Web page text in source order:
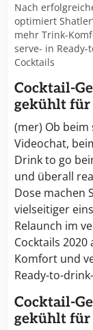
Nach
optimiert
mehr Trink-
serve- in Ready-
Cocktails
Cocktail-
gekühlt für
(mer) Ob
Videochat,
Drink to go
und überall
Dose machen
vielseitiger
Relaunch im
Cocktails
Komfort und
Ready-to-
Cocktail-
gekühlt für